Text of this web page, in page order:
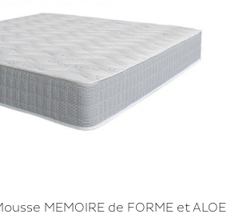
MEMOIRE de FORME et ALOE